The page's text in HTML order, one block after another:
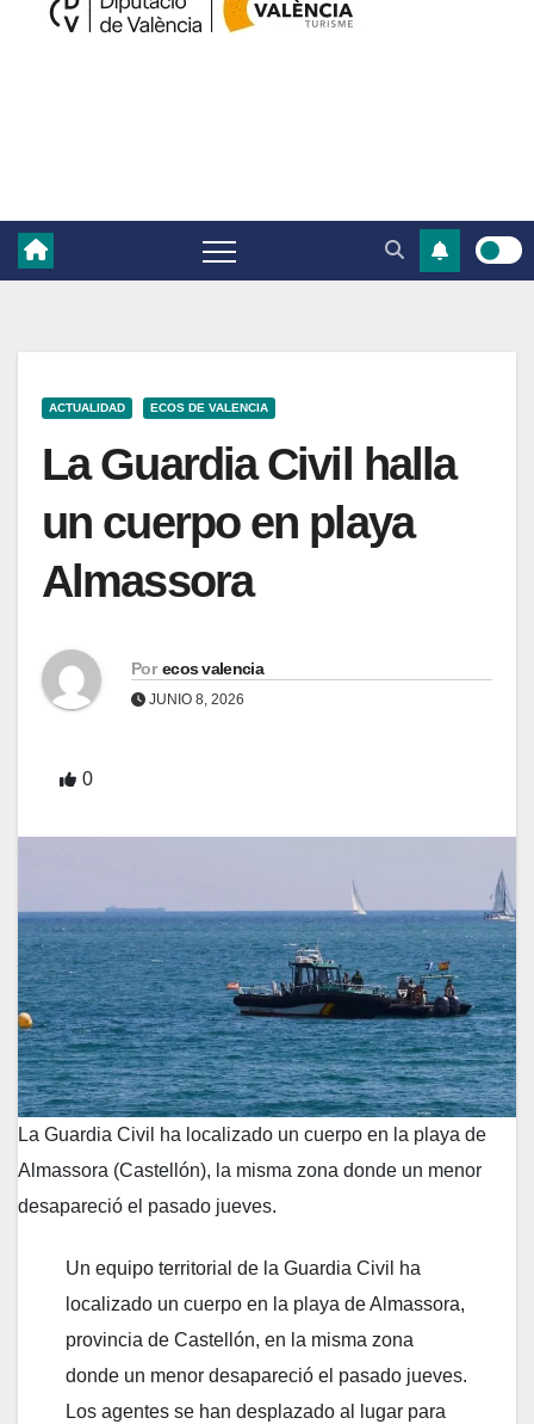
ACTUALIDAD ECOS DE VALENCIA
La Guardia Civil halla
un cuerpo en playa
Almassora
Por ecos valencia
JUNIO 8, 2026
0
La Guardia Civil ha localizado un cuerpo en la playa de
Almassora (Castellón), la misma zona donde un menor
desapareció el pasado jueves.
Un equipo territorial de la Guardia Civil ha
localizado un cuerpo en la playa de Almassora,
provincia de Castellón, en la misma zona
donde un menor desapareció el pasado jueves.
Los agentes se han desplazado al lugar para